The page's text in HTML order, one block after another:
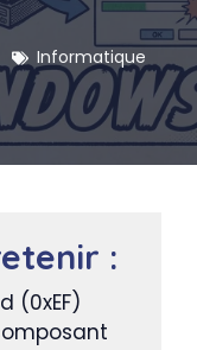
Informatique
:
(0xEF)